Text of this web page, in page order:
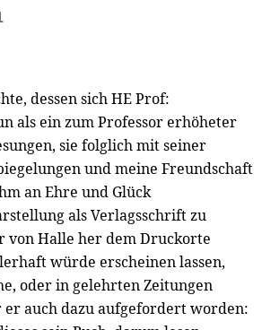
dessen sich HE Prof:
als ein zum Professor erhöheter
sie folglich mit seiner
und meine Freundschaft
an Ehre und Glück
als Verlagsschrift zu
von Halle her dem Druckorte
würde erscheinen lassen,
oder in gelehrten Zeitungen
auch dazu aufgefordert worden: